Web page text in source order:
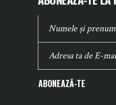
ABONEAZĂ-TE